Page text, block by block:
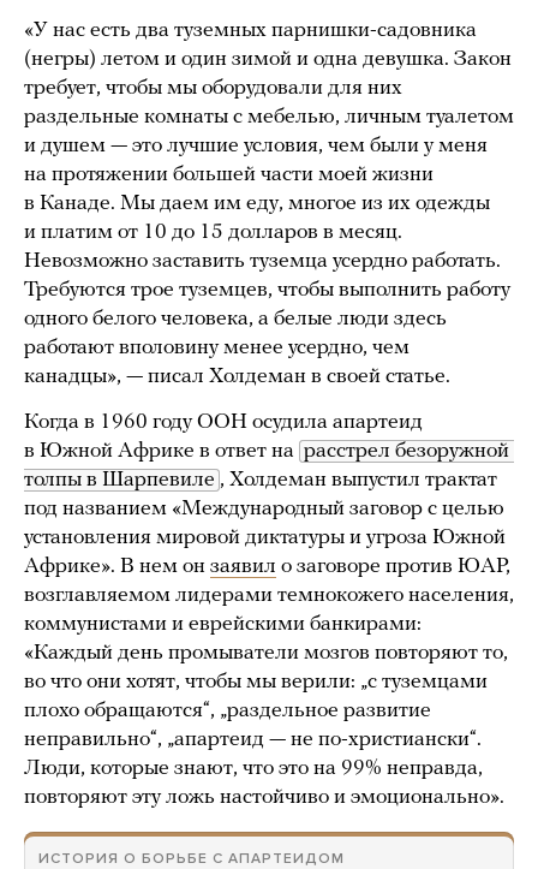
«У нас есть два туземных парнишки-садовника
(негры) летом и один зимой и одна девушка. Закон
требует, чтобы мы оборудовали для них
раздельные комнаты с мебелью, личным туалетом
и душем — это лучшие условия, чем были у меня
на протяжении большей части моей жизни
в Канаде. Мы даем им еду, многое из их одежды
и платим от 10 до 15 долларов в месяц.
Невозможно заставить туземца усердно работать.
Требуются трое туземцев, чтобы выполнить работу
одного белого человека, а белые люди здесь
работают вполовину менее усердно, чем
канадцы», — писал Холдеман в своей статье.
Когда в 1960 году ООН осудила апартеид
в Южной Африке в ответ на расстрел безоружной
толпы в Шарпевиле , Холдеман выпустил трактат
под названием «Международный заговор с целью
установления мировой диктатуры и угроза Южной
Африке». В нем он заявил о заговоре против ЮАР,
возглавляемом лидерами темнокожего населения,
коммунистами и еврейскими банкирами:
«Каждый день промыватели мозгов повторяют то,
во что они хотят, чтобы мы верили: „с туземцами
плохо обращаются“, „раздельное развитие
неправильно“, „апартеид — не по-христиански“.
Люди, которые знают, что это на 99% неправда,
повторяют эту ложь настойчиво и эмоционально».
ИСТОРИЯ О БОРЬБЕ С АПАРТЕИДОМ